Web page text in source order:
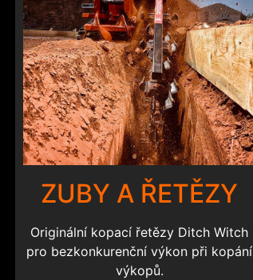
ZUBY A ŘETĚZY
Originální kopací řetězy Ditch Witch
pro bezkonkurenční výkon při kopání
výkopů.